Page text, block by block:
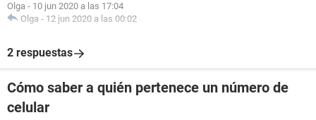
Olga - 10 jun 2020 a las 17:04
Olga - 12 jun 2020 a las 00:02
2 respuestas
Cómo saber a quién pertenece un número de
celular